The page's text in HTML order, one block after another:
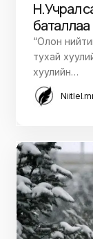
Н.Учрал
баталлаа
“Олон
тухай
хуулийн…